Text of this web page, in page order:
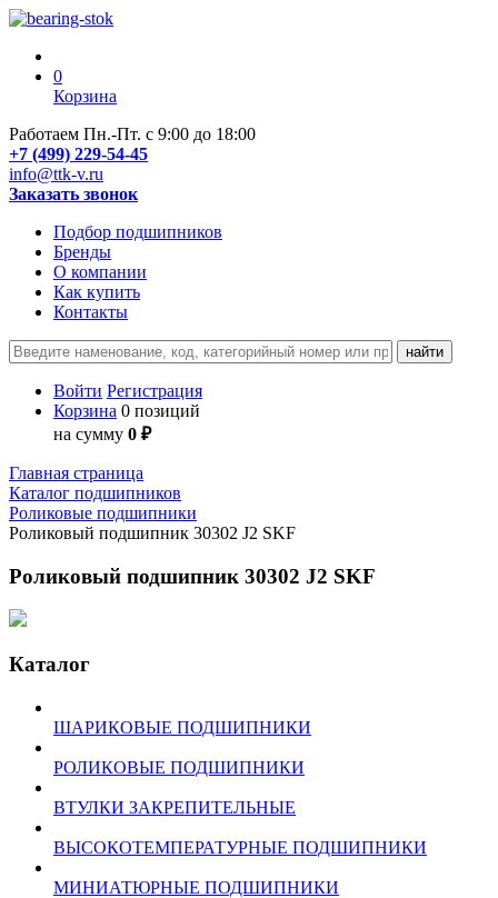
0
Корзина
Работаем Пн.-Пт. с 9:00 до 18:00
+7 (499) 229-54-45
info@ttk-v.ru
Заказать звонок
Подбор подшипников
Бренды
О компании
Как купить
Контакты
Войти Регистрация
Корзина 0 позиций
на сумму 0 ₽
Главная страница
Каталог подшипников
Роликовые подшипники
Роликовый подшипник 30302 J2 SKF
Роликовый подшипник 30302 J2 SKF
Каталог
ШАРИКОВЫЕ ПОДШИПНИКИ
РОЛИКОВЫЕ ПОДШИПНИКИ
ВТУЛКИ ЗАКРЕПИТЕЛЬНЫЕ
ВЫСОКОТЕМПЕРАТУРНЫЕ ПОДШИПНИКИ
МИНИАТЮРНЫЕ ПОДШИПНИКИ